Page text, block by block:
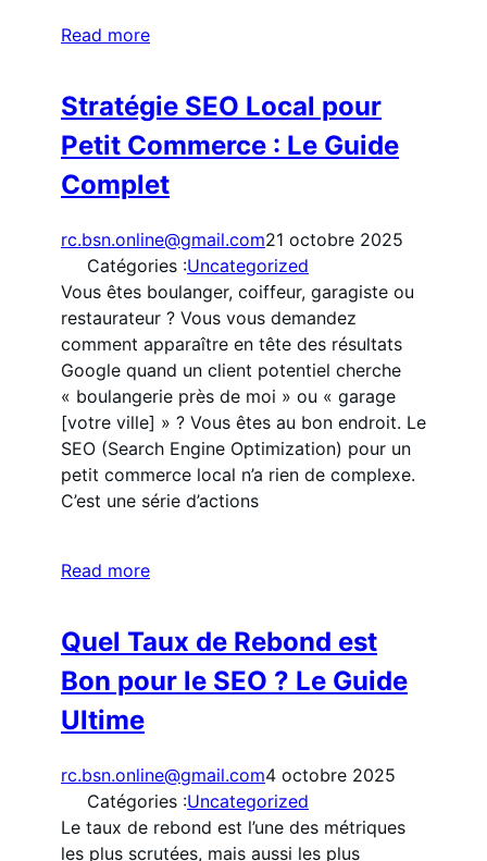
Read more
Stratégie SEO Local pour
Petit Commerce : Le Guide
Complet
rc.bsn.online@gmail.com21 octobre 2025
Catégories :Uncategorized
Vous êtes boulanger, coiffeur, garagiste ou
restaurateur ? Vous vous demandez
comment apparaître en tête des résultats
Google quand un client potentiel cherche
« boulangerie près de moi » ou « garage
[votre ville] » ? Vous êtes au bon endroit. Le
SEO (Search Engine Optimization) pour un
petit commerce local n’a rien de complexe.
C’est une série d’actions
Read more
Quel Taux de Rebond est
Bon pour le SEO ? Le Guide
Ultime
rc.bsn.online@gmail.com4 octobre 2025
Catégories :Uncategorized
Le taux de rebond est l’une des métriques
les plus scrutées, mais aussi les plus